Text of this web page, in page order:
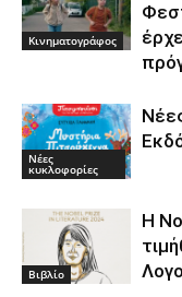
Κινηματογράφος
Νέες
κυκλοφορίες
Βιβλίο
Η